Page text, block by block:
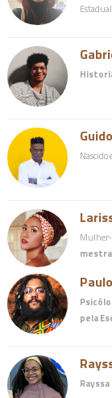
Nascido
Mulher-
pela